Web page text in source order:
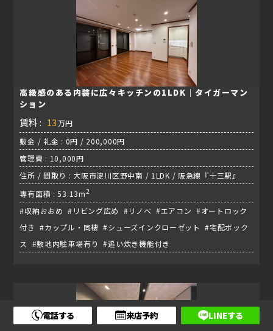
高級感のある内装に広々キッチンの1LDK｜タイガーマン
ション
賃料 : 13 万円
敷金 / 礼金 : 0円 / 200,000円
管理費 : 10,000円
住所 / 間取り : 大阪市淀川区野中南 / 1LDK / 阪急線『十三駅』
専有面積 : 53.13m2
#収納おおめ #リビング広め #リノベ #エアコン #オートロック
付き #カップル・同棲 #シューズインクローゼット #宅配ボック
ス #敷地内駐車場有り #追い炊き機能付き
電話する 来店予約 LINEする